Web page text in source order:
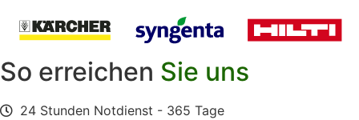
So erreichen Sie uns
24 Stunden Notdienst - 365 Tage